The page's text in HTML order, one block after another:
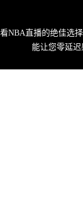
看NBA直播的绝佳
能让您零延